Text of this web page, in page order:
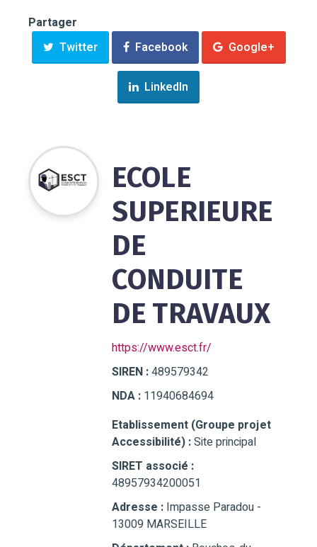
Partager
Twitter
Facebook Google+
LinkedIn
ECOLE
SUPERIEURE
DE
CONDUITE
DE TRAVAUX
https://www.esct.fr/
SIREN :489579342
NDA : 11940684694
Etablissement (Groupe projet
Accessibilité) :Site principal
SIRET associé :
48957934200051
Adresse : Impasse Paradou -
13009 MARSEILLE